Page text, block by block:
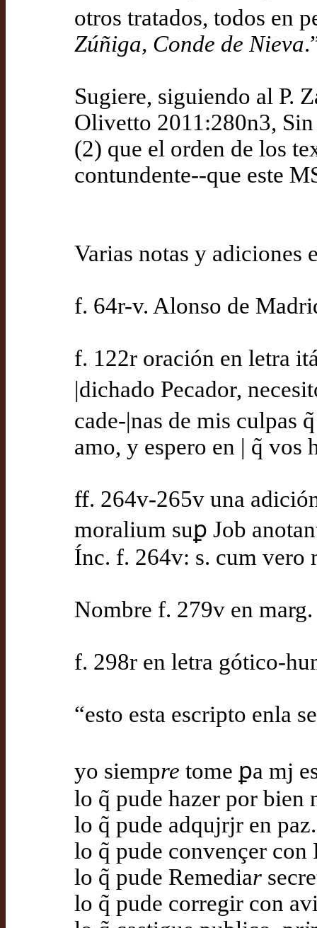
otros tratados, todos en
Zúñiga, Conde de Nieva
Sugiere, siguiendo al P.
Olivetto 2011:280n3,
(2) que el orden de los
contundente--que este
Varias notas y adiciones
f. 64r-v. Alonso de
f. 122r oración en letra
|dichado Pecador,
cade-|nas de mis culpas
amo, y espero en | q̃ vos
ff. 264v-265v una
moralium suꝑ Job
Ínc. f. 264v: s. cum
Nombre f. 279v en
f. 298r en letra gótico-
“esto esta escripto enla
yo siempre tome ꝑa mj
lo q̃ pude hazer por bien
lo q̃ pude adqujrjr en
lo q̃ pude convençer con
lo q̃ pude Remediar
lo q̃ pude corregir con